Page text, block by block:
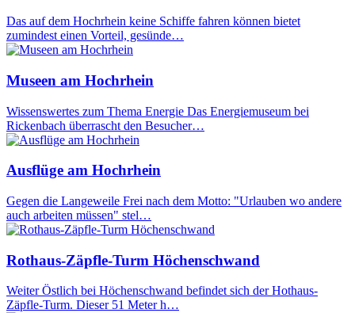
Das auf dem Hochrhein keine Schiffe fahren können bietet
zumindest einen Vorteil, gesünde…
Museen am Hochrhein
Wissenswertes zum Thema Energie Das Energiemuseum bei
Rickenbach überrascht den Besucher…
Ausflüge am Hochrhein
Gegen die Langeweile Frei nach dem Motto: "Urlauben wo andere
auch arbeiten müssen" stel…
Rothaus-Zäpfle-Turm Höchenschwand
Weiter Östlich bei Höchenschwand befindet sich der Hothaus-
Zäpfle-Turm. Dieser 51 Meter h…